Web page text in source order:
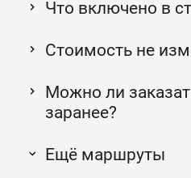
Что включено в
Стоимость не
Можно ли
заранее?
Ещё маршруты